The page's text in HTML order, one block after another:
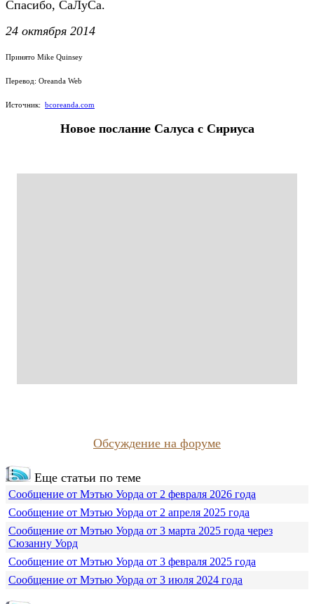
Спасибо, СаЛуСа.
24 октября 2014
Принято Mike Quinsey
Перевод: Oreanda Web
Источник: bcoreanda.com
Новое послание Салуса с Сириуса
Обсуждение на форуме
Еще статьи по теме
Сообщение от Мэтью Уорда от 2 февраля 2026 года
Сообщение от Мэтью Уорда от 2 апреля 2025 года
Сообщение от Мэтью Уорда от 3 марта 2025 года через
Сюзанну Уорд
Сообщение от Мэтью Уорда от 3 февраля 2025 года
Сообщение от Мэтью Уорда от 3 июля 2024 года